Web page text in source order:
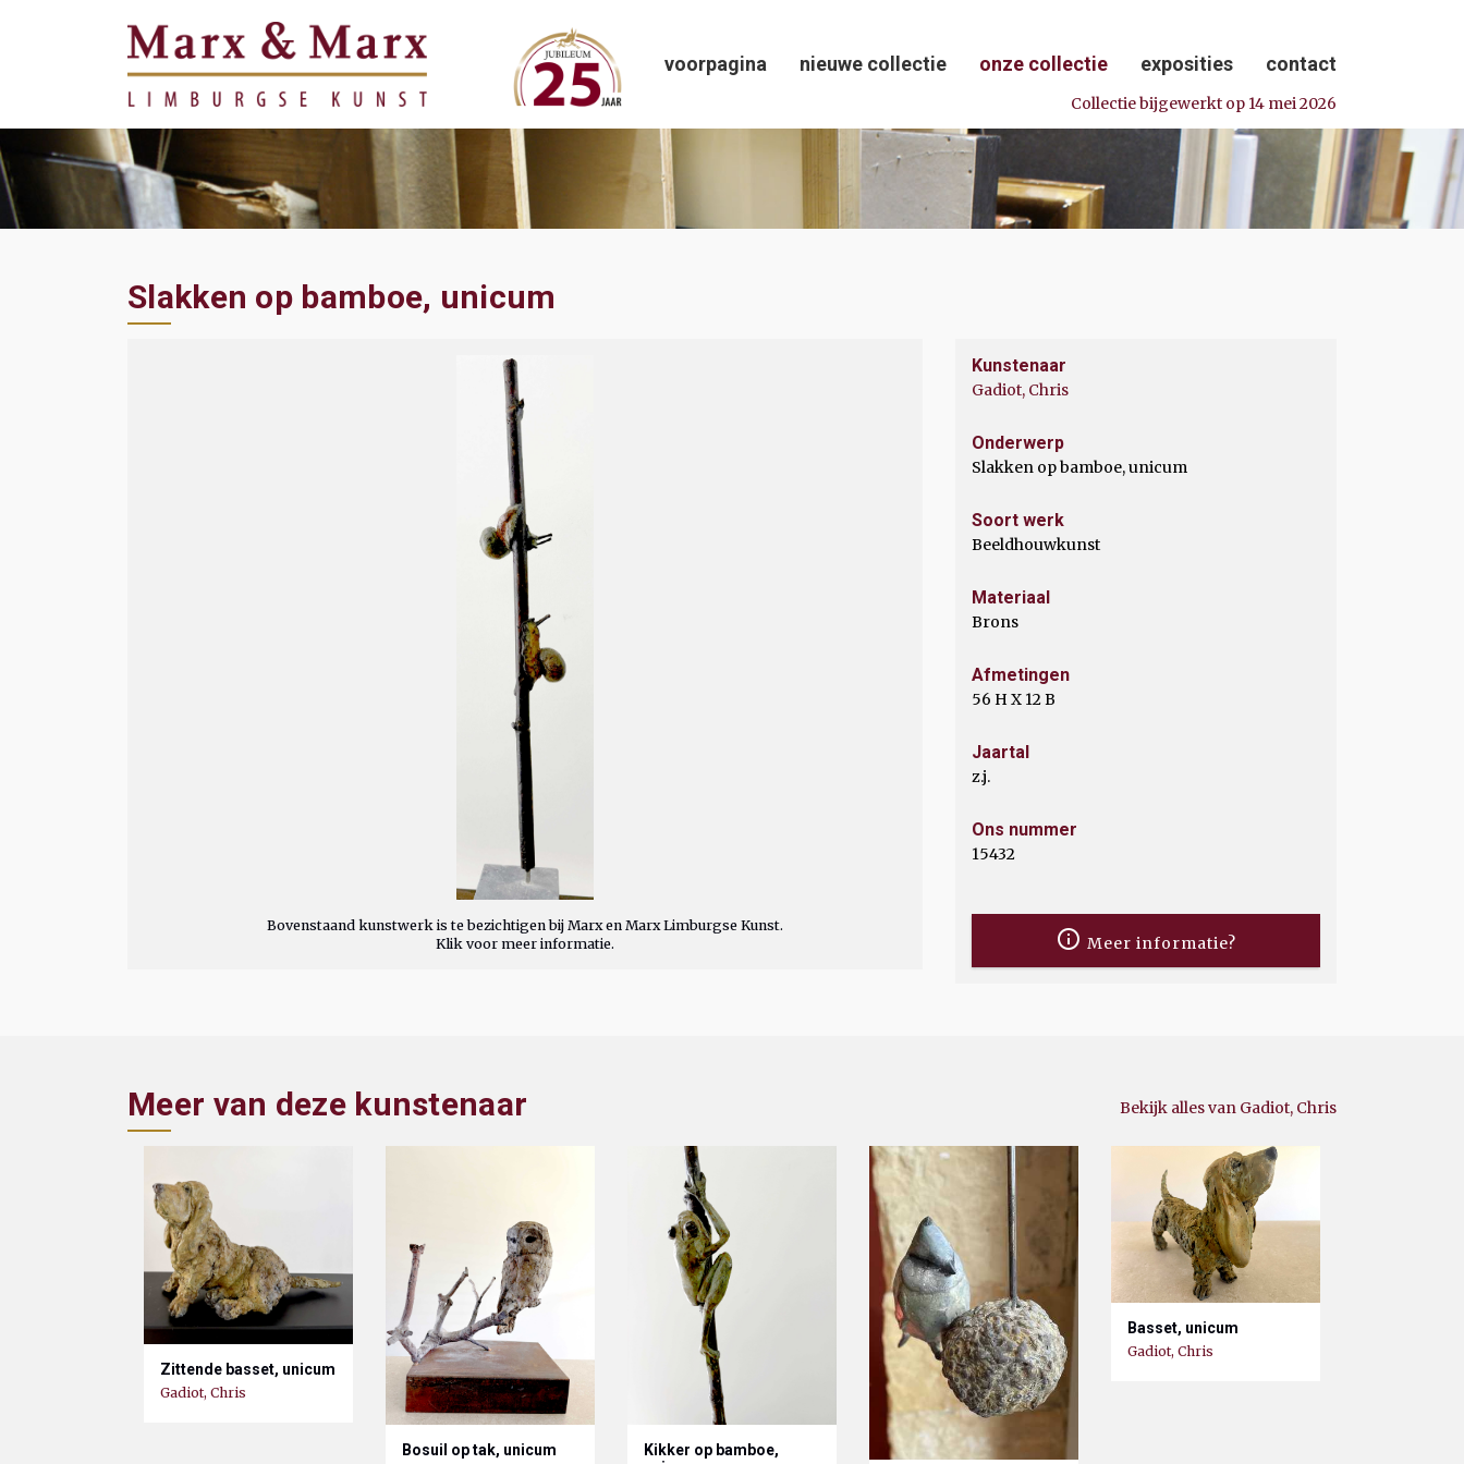
Collectie bijgewerkt op 14 mei 2026
voorpagina nieuwe collectie onze collectie exposities contact
Slakken op bamboe, unicum
Bovenstaand kunstwerk is te bezichtigen bij Marx en Marx Limburgse Kunst.
Klik voor meer informatie.
Kunstenaar
Gadiot, Chris
Onderwerp
Slakken op bamboe, unicum
Soort werk
Beeldhouwkunst
Materiaal
Brons
Afmetingen
56 H X 12 B
Jaartal
z.j.
Ons nummer
15432
Meer informatie?
Meer van deze kunstenaar Bekijk alles van Gadiot, Chris
Zittende basset, unicum
Gadiot, Chris
Bosuil op tak, unicum
Kikker op bamboe,
Basset, unicum
Gadiot, Chris